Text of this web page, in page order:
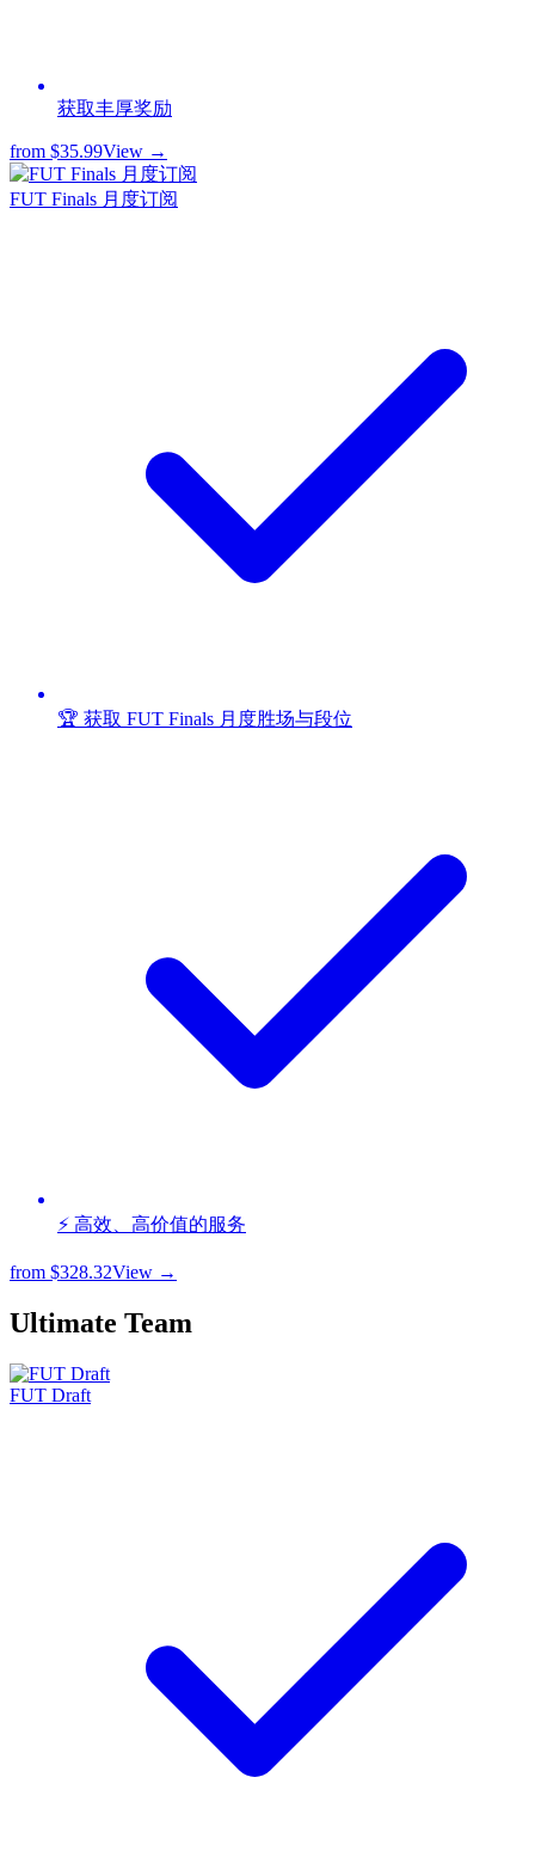
获取丰厚奖励
from $35.99View →
FUT Finals 月度订阅
🏆 获取 FUT Finals 月度胜场与段位
⚡ 高效、高价值的服务
from $328.32View →
Ultimate Team
FUT Draft